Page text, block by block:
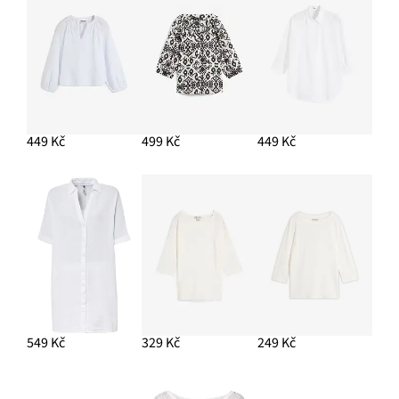
PŘIDAT DO KOŠÍKU
Oversize halenka z viskózové směsi
679 Kč
449 Kč 499 Kč 449 Kč
549 Kč 329 Kč 249 Kč